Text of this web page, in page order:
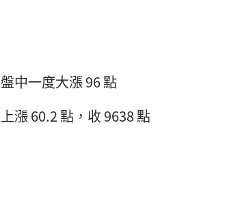
中一度大漲 96 點
漲 60.2 點，收 9638 點